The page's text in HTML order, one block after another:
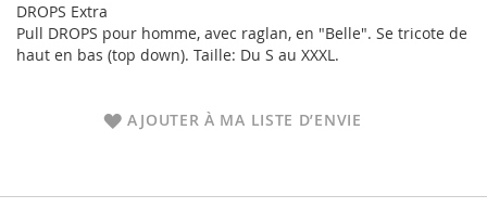
DROPS Extra
Pull DROPS pour homme, avec raglan, en "Belle". Se tricote de
haut en bas (top down). Taille: Du S au XXXL.
AJOUTER À MA LISTE D’ENVIE